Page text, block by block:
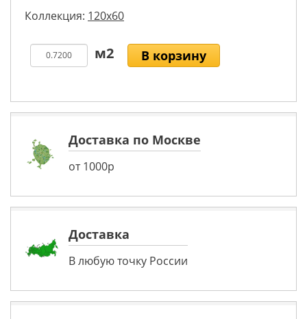
Коллекция: 120x60
В корзину
Доставка по Москве
от 1000р
Доставка
В любую точку России